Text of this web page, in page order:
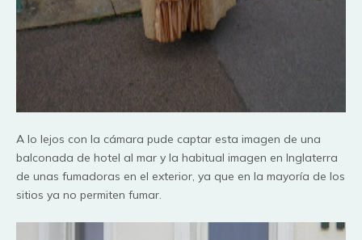
A lo lejos con la cámara pude captar esta imagen de una
balconada de hotel al mar y la habitual imagen en Inglaterra
de unas fumadoras en el exterior, ya que en la mayoría de los
sitios ya no permiten fumar.